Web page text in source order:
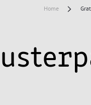
Home